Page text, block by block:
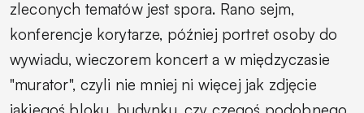
zleconych tematów jest spora. Rano sejm,
konferencje korytarze, później portret osoby do
wywiadu, wieczorem koncert a w międzyczasie
"murator", czyli nie mniej ni więcej jak zdjęcie